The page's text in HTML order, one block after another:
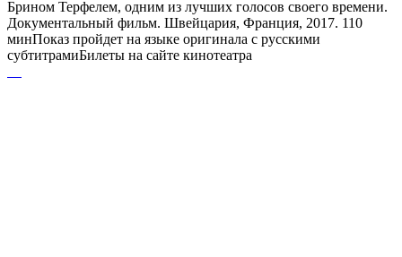
Брином Терфелем, одним из лучших голосов своего времени.
Документальный фильм. Швейцария, Франция, 2017. 110
минПоказ пройдет на языке оригинала с русскими
субтитрамиБилеты на сайте кинотеатра